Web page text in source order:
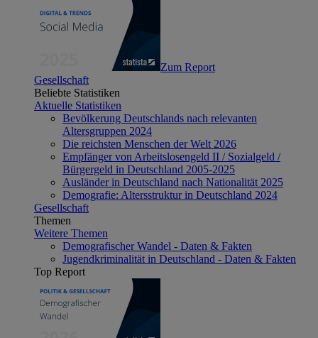
Zum Report
Gesellschaft
Beliebte Statistiken
Aktuelle Statistiken
Bevölkerung Deutschlands nach relevanten
Altersgruppen 2024
Die reichsten Menschen der Welt 2026
Empfänger von Arbeitslosengeld II / Sozialgeld /
Bürgergeld in Deutschland 2005-2025
Ausländer in Deutschland nach Nationalität 2025
Demografie: Altersstruktur in Deutschland 2024
Gesellschaft
Themen
Weitere Themen
Demografischer Wandel - Daten & Fakten
Jugendkriminalität in Deutschland - Daten & Fakten
Top Report